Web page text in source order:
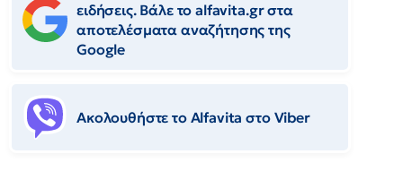
ειδήσεις. Βάλε το alfavita.gr στα
αποτελέσματα αναζήτησης της
Google
Ακολουθήστε το Αlfavita στο Viber